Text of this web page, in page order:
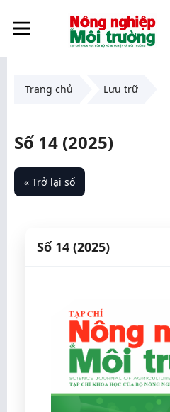
Trang chủ Lưu trữ
Số 14 (2025)
« Trở lại số
Số 14 (2025)